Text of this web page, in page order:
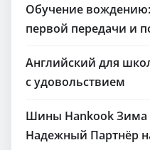
Обучение вождению:
первой передачи и
Английский для
с удовольствием
Шины Hankook
Надежный Партнёр